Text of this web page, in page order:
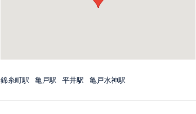
錦糸町駅 亀戸駅 平井駅 亀戸水神駅